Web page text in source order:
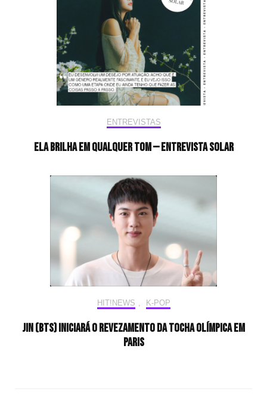
ENTREVISTAS
Ela brilha em qualquer tom — Entrevista Solar
HIT!NEWS , K-POP
Jin (BTS) iniciará o revezamento da tocha olímpica em
Paris